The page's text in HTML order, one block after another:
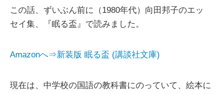
この話、ずいぶん前に（1980年代）向田邦子のエッ
セイ集、『眠る盃』で読みました。
Amazonへ⇒新装版 眠る盃 (講談社文庫)
現在は、中学校の国語の教科書にのっていて、絵本に